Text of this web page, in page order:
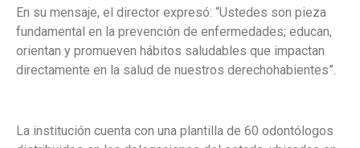
En su mensaje, el director expresó: “Ustedes son pieza
fundamental en la prevención de enfermedades; educan,
orientan y promueven hábitos saludables que impactan
directamente en la salud de nuestros derechohabientes”.
La institución cuenta con una planti lla de 60 odontólogos